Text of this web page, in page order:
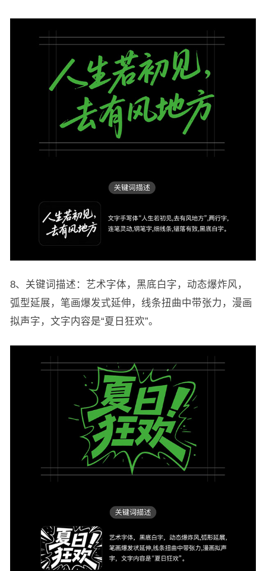
8、关键词描述：艺术字体，黑底白字，动态爆炸风，
弧型延展，笔画爆发式延伸，线条扭曲中带张力，漫画
拟声字，文字内容是“夏日狂欢”。